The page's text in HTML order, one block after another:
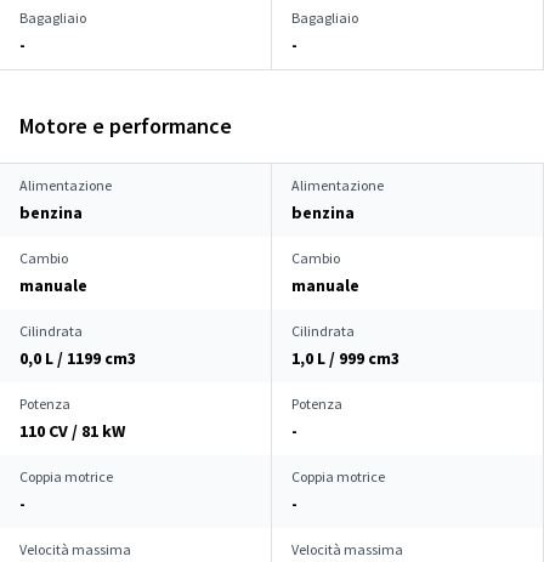
Bagagliaio
-
Bagagliaio
-
Motore e performance
Alimentazione
benzina
Alimentazione
benzina
Cambio
manuale
Cambio
manuale
Cilindrata
0,0 L / 1199 cm3
Cilindrata
1,0 L / 999 cm3
Potenza
110 CV / 81 kW
Potenza
-
Coppia motrice
-
Coppia motrice
-
Velocità massima Velocità massima